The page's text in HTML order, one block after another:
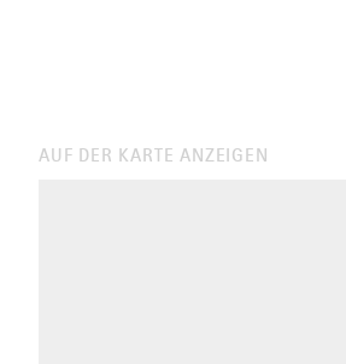
AUF DER KARTE ANZEIGEN